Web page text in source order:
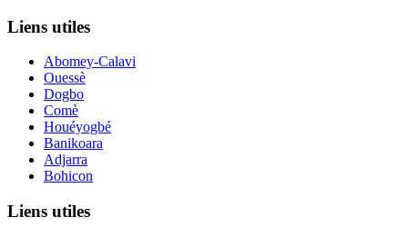
Liens utiles
Abomey-Calavi
Ouessè
Dogbo
Comè
Houéyogbé
Banikoara
Adjarra
Bohicon
Liens utiles